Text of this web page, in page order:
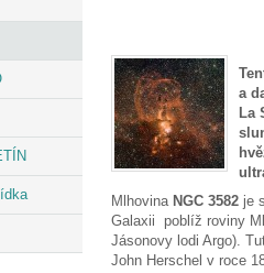
a
La
Mlhovina NGC 3582 je
Galaxii poblíž roviny
Jásonovy lodi Argo).
John Herschel v roce